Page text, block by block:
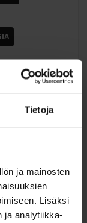
Tietoja
ja mainosten
Lisäksi
ja analytiikka-